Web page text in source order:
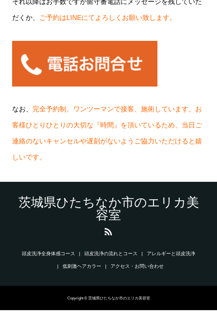
それ以降はお手数ですが留守番電話にメッセージを残していた
だくか、 ご予約はLINEにてよろしくお願い致します。
なお、 完全予約制、ワンツーマンで接客、施術しています。お
客様ひとりひとりの大切な『時間』を頂いているため、当日ご
連絡のないキャンセルや遅刻がないようご協力いただけると嬉
しいです。
茨城県ひたちなか市のエリカ美
容室
頭皮洗浄全身体感コース 頭皮洗浄の流れとコース アレルギーと頭皮洗浄
低刺激ヘアカラー アクセス・お問い合わせ
Copyright © 茨城県ひたちなか市のエリカ美容室